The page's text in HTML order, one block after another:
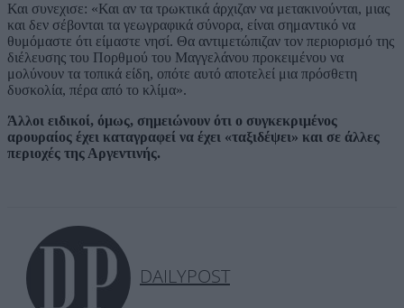
Και συνεχισε: «Και αν τα τρωκτικά άρχιζαν να μετακινούνται, μιας
και δεν σέβονται τα γεωγραφικά σύνορα, είναι σημαντικό να
θυμόμαστε ότι είμαστε νησί. Θα αντιμετώπιζαν τον περιορισμό της
διέλευσης του Πορθμού του Μαγγελάνου προκειμένου να
μολύνουν τα τοπικά είδη, οπότε αυτό αποτελεί μια πρόσθετη
δυσκολία, πέρα από το κλίμα».
Άλλοι ειδικοί, όμως, σημειώνουν ότι ο συγκεκριμένος
αρουραίος έχει καταγραφεί να έχει «ταξιδέψει» και σε άλλες
περιοχές της Αργεντινής.
DAILYPOST